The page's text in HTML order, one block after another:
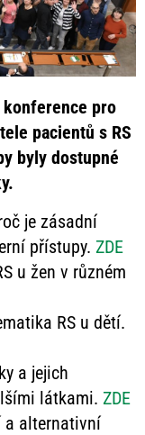
pro
pacientů s RS
byly dostupné
je zásadní
přístupy. ZDE
u žen v různém
RS u dětí.
a jejich
látkami. ZDE
a alternativní